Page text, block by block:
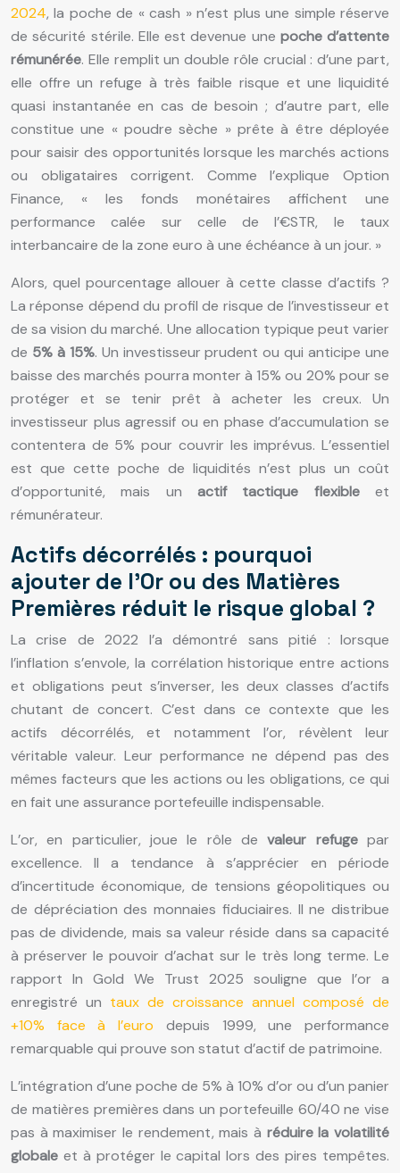
2024, la poche de « cash » n’est plus une simple réserve
de sécurité stérile. Elle est devenue une poche d’attente
rémunérée. Elle remplit un double rôle crucial : d’une part,
elle offre un refuge à très faible risque et une liquidité
quasi instantanée en cas de besoin ; d’autre part, elle
constitue une « poudre sèche » prête à être déployée
pour saisir des opportunités lorsque les marchés actions
ou obligataires corrigent. Comme l’explique Option
Finance, « les fonds monétaires affichent une
performance calée sur celle de l’€STR, le taux
interbancaire de la zone euro à une échéance à un jour. »
Alors, quel pourcentage allouer à cette classe d’actifs ?
La réponse dépend du profil de risque de l’investisseur et
de sa vision du marché. Une allocation typique peut varier
de 5% à 15%. Un investisseur prudent ou qui anticipe une
baisse des marchés pourra monter à 15% ou 20% pour se
protéger et se tenir prêt à acheter les creux. Un
investisseur plus agressif ou en phase d’accumulation se
contentera de 5% pour couvrir les imprévus. L’essentiel
est que cette poche de liquidités n’est plus un coût
d’opportunité, mais un actif tactique flexibleet
rémunérateur.
Actifs décorrélés : pourquoi
ajouter de l’Or ou des Matières
Premières réduit le risque global ?
La crise de 2022 l’a démontré sans pitié : lorsque
l’inflation s’envole, la corrélation historique entre actions
et obligations peut s’inverser, les deux classes d’actifs
chutant de concert. C’est dans ce contexte que les
actifs décorrélés, et notamment l’or, révèlent leur
véritable valeur. Leur performance ne dépend pas des
mêmes facteurs que les actions ou les obligations, ce qui
en fait une assurance portefeuille indispensable.
L’or, en particulier, joue le rôle devaleur refugepar
excellence. Il a tendance à s’apprécier en période
d’incertitude économique, de tensions géopolitiques ou
de dépréciation des monnaies fiduciaires. Il ne distribue
pas de dividende, mais sa valeur réside dans sa capacité
à préserver le pouvoir d’achat sur le très long terme. Le
rapport In Gold We Trust 2025 souligne que l’or a
enregistré un taux de croissance annuel composé de
+10% face à l’euro depuis 1999, une performance
remarquable qui prouve son statut d’actif de patrimoine.
L’intégration d’une poche de 5% à 10% d’or ou d’un panier
de matières premières dans un portefeuille 60/40 ne vise
pas à maximiser le rendement, mais à réduire la volatilité
globale et à protéger le capital lors des pires tempêtes.